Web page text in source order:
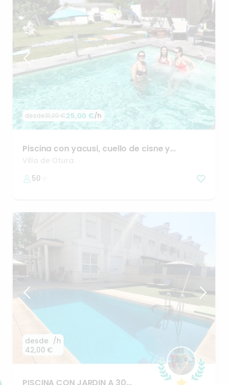
desde31,20 €25,00 €/h
Piscina con yacusi​,​ cuello de cisney
contranado
Villa de Otura
50
desde
42,00 €
/h